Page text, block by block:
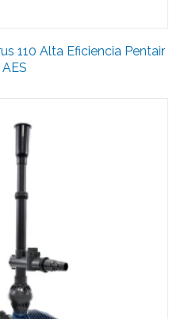
110 Alta Eficiencia Pentair
AES